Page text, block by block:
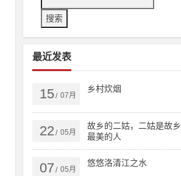
最近发表
15/ 07月
乡村炊烟
22 / 05月
故乡的二姑，二姑是故乡
最美的人
07 / 05月
悠悠洛清江之水